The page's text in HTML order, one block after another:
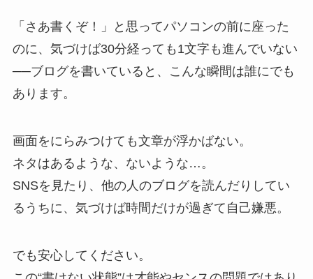
「さあ書くぞ！」と思ってパソコンの前に座った
のに、気づけば30分経っても1文字も進んでいない
──ブログを書いていると、こんな瞬間は誰にでも
あります。
画面をにらみつけても文章が浮かばない。
ネタはあるような、ないような…。
SNSを見たり、他の人のブログを読んだりしてい
るうちに、気づけば時間だけが過ぎて自己嫌悪。
でも安心してください。